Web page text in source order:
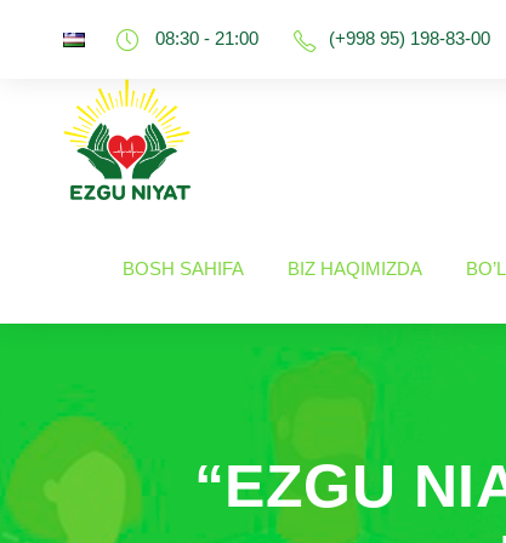
08:30 - 21:00 (+998 95) 198-83-00
BOSH SAHIFA BIZ HAQIMIZDA
“EZGU